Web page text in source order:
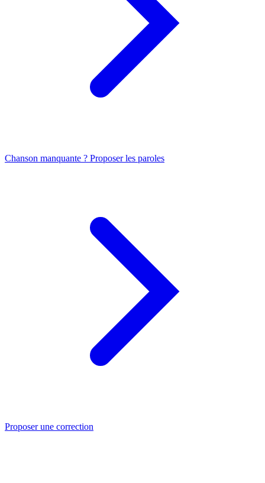
Chanson manquante ? Proposer les paroles
Proposer une correction